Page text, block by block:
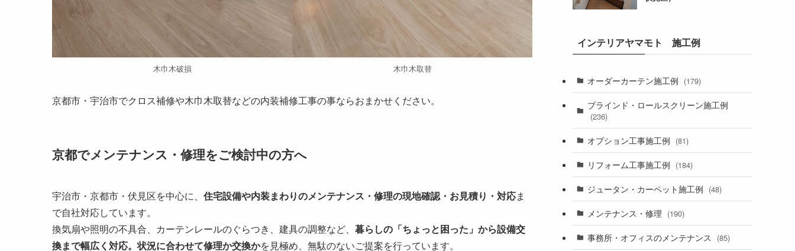
木巾木破損 木巾木取替
京都市・宇治市でクロス補修や木巾木取替などの内装補修工事の事ならおまかせください。
京都でメンテナンス・修理をご検討中の方へ
宇治市・京都市・伏見区を中心に、 住宅設備や内装まわりのメンテナンス・修理の現地確認・お見積り・対応ま
で自社対応しています。
換気扇や照明の不具合、カーテンレールのぐらつき、建具の調整など、 暮らしの「ちょっと困った」から設備交
換まで幅広く対応。状況に合わせて修理か交換かを見極め、無駄のないご提案を行っています。
インテリアヤマモト 施工例
オーダーカーテン施工例 (179)
ブラインド・ロールスクリーン施工例
(236)
オプション工事施工例 (81)
リフォーム工事施工例 (184)
ジュータン・カーペット施工例 (48)
メンテナンス・修理 (190)
事務所・オフィスのメンテナンス (85)